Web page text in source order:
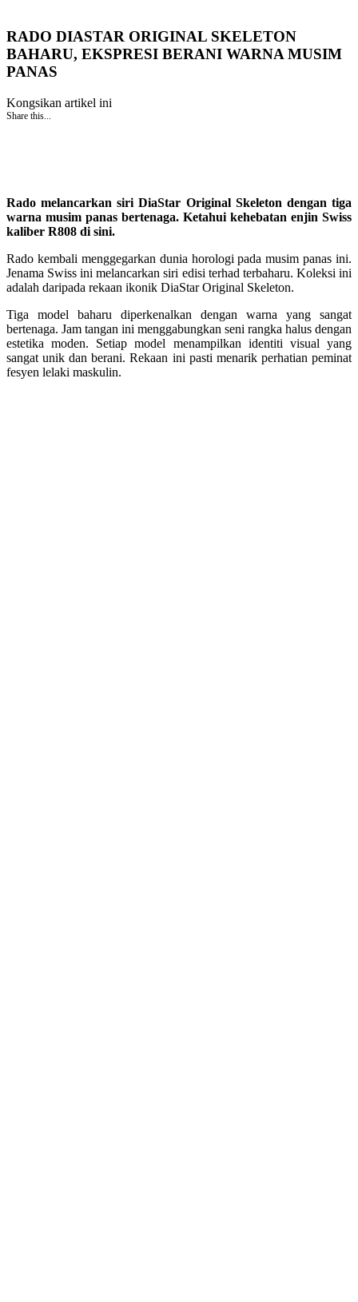
RADO DIASTAR ORIGINAL SKELETON
BAHARU, EKSPRESI BERANI WARNA MUSIM
PANAS
Kongsikan artikel ini
Share this...
Rado melancarkan siri DiaStar Original Skeleton dengan tiga
warna musim panas bertenaga. Ketahui kehebatan enjin Swiss
kaliber R808 di sini.
Rado kembali menggegarkan dunia horologi pada musim panas ini.
Jenama Swiss ini melancarkan siri edisi terhad terbaharu. Koleksi ini
adalah daripada rekaan ikonik DiaStar Original Skeleton.
Tiga model baharu diperkenalkan dengan warna yang sangat
bertenaga. Jam tangan ini menggabungkan seni rangka halus dengan
estetika moden. Setiap model menampilkan identiti visual yang
sangat unik dan berani. Rekaan ini pasti menarik perhatian peminat
fesyen lelaki maskulin.